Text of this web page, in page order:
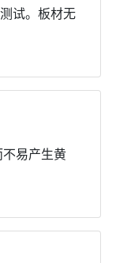
试。板材⽆
易产⽣⻩